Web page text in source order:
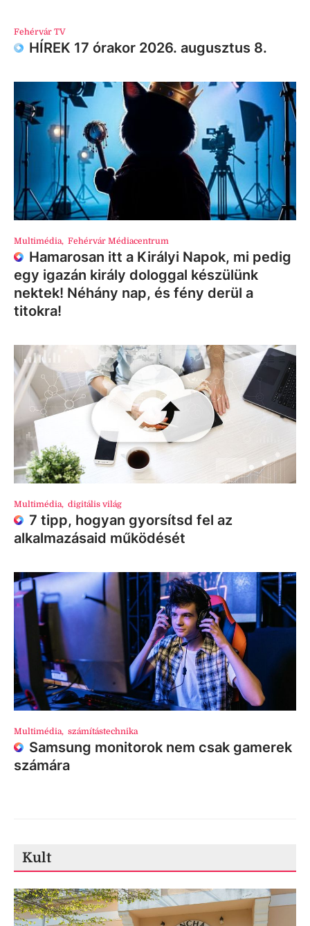
Fehérvár TV
HÍREK 17 órakor 2026. augusztus 8.
Multimédia, Fehérvár Médiacentrum
Hamarosan itt a Királyi Napok, mi pedig
egy igazán király dologgal készülünk
nektek! Néhány nap, és fény derül a
titokra!
Multimédia, digitális világ
7 tipp, hogyan gyorsítsd fel az
alkalmazásaid működését
Multimédia, számítástechnika
Samsung monitorok nem csak gamerek
számára
Kult